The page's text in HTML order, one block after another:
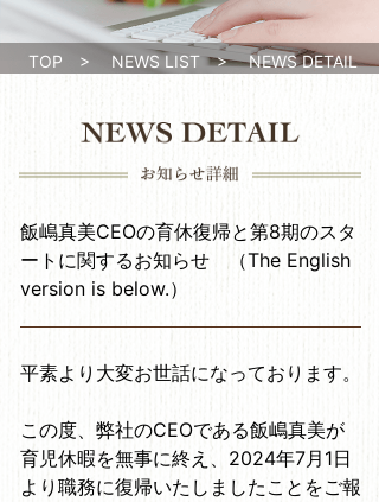
TOP > NEWS LIST>NEWS DETAIL
飯嶋真美CEOの育休復帰と第8期のスタ
ートに関するお知らせ （The English
version is below.）
平素より大変お世話になっております。
この度、弊社のCEOである飯嶋真美が
育児休暇を無事に終え、 2024年7月 1日
より職務に復帰いたしましたことをご報